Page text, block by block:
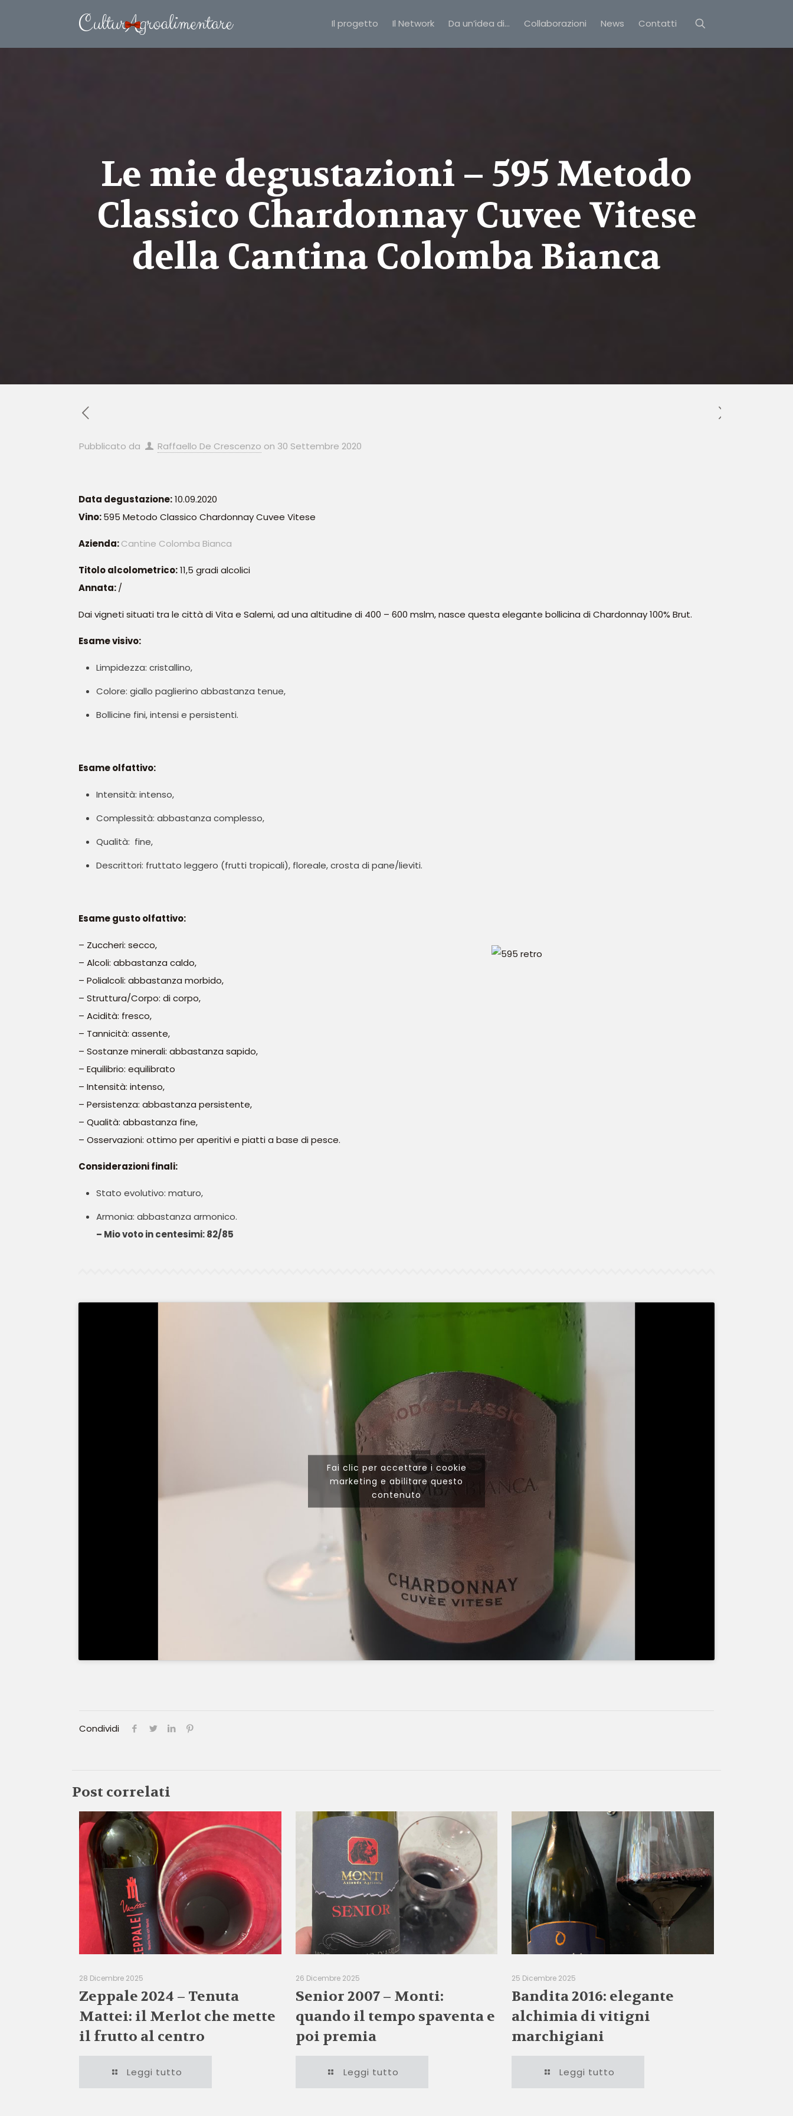
Il progetto Il Network Da un’idea di… Collaborazioni News Contatti
Le mie degustazioni – 595 Metodo
Classico Chardonnay Cuvee Vitese
della Cantina Colomba Bianca
Pubblicato da Raffaello De Crescenzo on 30 Settembre 2020
Data degustazione:10.09.2020
Vino:595 Metodo Classico Chardonnay Cuvee Vitese
Azienda:Cantine Colomba Bianca
Titolo alcolometrico:11,5 gradi alcolici
Annata:/
Dai vigneti situati tra le città di Vita e Salemi, ad una altitudine di 400 – 600 mslm, nasce questa elegante bollicina di Chardonnay 100% Brut.
Esame visivo:
Limpidezza: cristallino,
Colore: giallo paglierino abbastanza tenue,
Bollicine fini, intensi e persistenti.
Esame olfattivo:
Intensità: intenso,
Complessità: abbastanza complesso,
Qualità: fine,
Descrittori: fruttato leggero (frutti tropicali), floreale, crosta di pane/lieviti.
Esame gusto olfattivo:
– Zuccheri: secco,
– Alcoli: abbastanza caldo,
– Polialcoli: abbastanza morbido,
– Struttura/Corpo: di corpo,
– Acidità: fresco,
– Tannicità: assente,
– Sostanze minerali: abbastanza sapido,
– Equilibrio: equilibrato
– Intensità: intenso,
– Persistenza: abbastanza persistente,
– Qualità: abbastanza fine,
– Osservazioni: ottimo per aperitivi e piatti a base di pesce.
Considerazioni finali:
Stato evolutivo: maturo,
Armonia: abbastanza armonico.
– Mio voto in centesimi: 82/85
Fai clic per accettare i cookie
marketing e abilitare questo
contenuto
Condividi
Post correlati
28 Dicembre 2025
Zeppale 2024 – Tenuta
Mattei: il Merlot che mette
il frutto al centro
Leggi tutto
26 Dicembre 2025
Senior 2007 – Monti:
quando il tempo spaventa e
poi premia
Leggi tutto
25 Dicembre 2025
Bandita 2016: elegante
alchimia di vitigni
marchigiani
Leggi tutto